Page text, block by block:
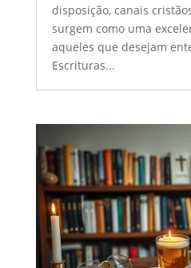
disposição, canais
surgem como uma
aqueles que desejam
Escrituras...